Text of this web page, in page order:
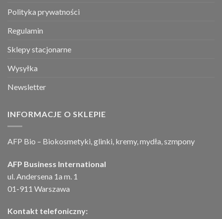
Polityka prywatności
Regulamin
Sklepy stacjonarne
Wysyłka
Newsletter
INFORMACJE O SKLEPIE
AFP Bio – Biokosmetyki, glinki, kremy, mydła, szmpony
AFP Business International
ul. Andersena 1a m. 1
01-911 Warszawa
Kontakt telefoniczny: